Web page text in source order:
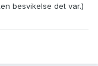
besvikelse det var.)